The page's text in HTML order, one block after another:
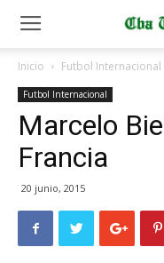
Inicio Futbol Internacional
Futbol Internacional
Marcelo
Francia
20 junio, 2015